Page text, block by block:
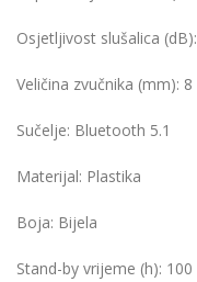
Osjetljivost slušalica (dB):
Veličina zvučnika (mm): 8
Sučelje: Bluetooth 5.1
Materijal: Plastika
Boja: Bijela
Stand-by vrijeme (h): 100